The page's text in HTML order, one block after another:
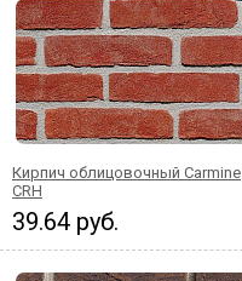
Кирпич облицовочный Carmine
CRH
39.64 руб.